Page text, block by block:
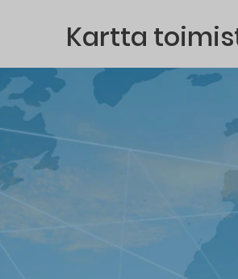
Kartta